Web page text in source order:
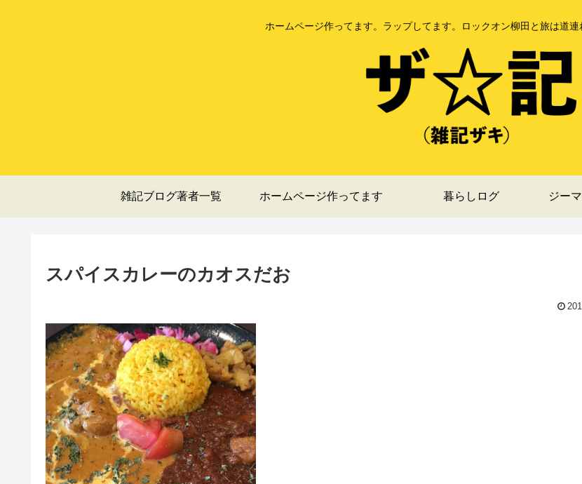
ホームページ作ってます。ラップしてます。ロックオン柳田と旅は道連
雑記ブログ著者一覧 ホームページ作ってます 暮らしログ ジー
スパイスカレーのカオスだお